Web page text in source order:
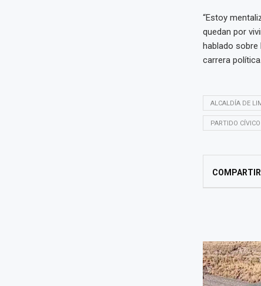
“Estoy
quedan por
hablado sobre
carrera política.
ALCALDÍA DE
PARTIDO
COMPARTIR